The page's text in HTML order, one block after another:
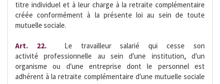
titre individuel et à leur charge à la retraite complémentaire
créée conformément à la présente loi au sein de toute
mutuelle sociale.
Art. 22.
 Le travailleur salarié qui cesse son
activité professionnelle au sein d'une institution, d'un
organisme ou d'une entreprise dont le personnel est
adhérent à la retraite complémentaire d'une mutuelle sociale